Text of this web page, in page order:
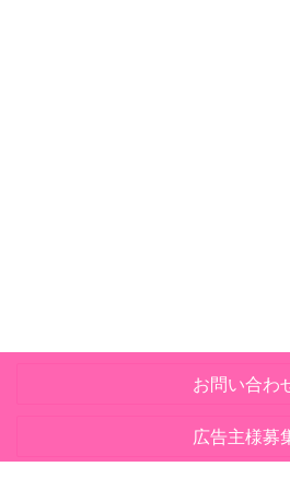
お問い合わ
広告主様募